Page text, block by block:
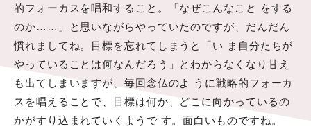
的フォーカスを唱和すること。「なぜこんなこと をする
のか……」と思いながらやっていたのですが、だんだん
慣れましてね。目標を忘れてしまうと「い ま自分たちが
やっていることは何なんだろう」とわからなくなり甘え
も出てしまいますが、毎回念仏のよ うに戦略的フォーカ
スを唱えることで、目標は何か、どこに向かっているの
かがすり込まれていくようで す。面白いものですね。